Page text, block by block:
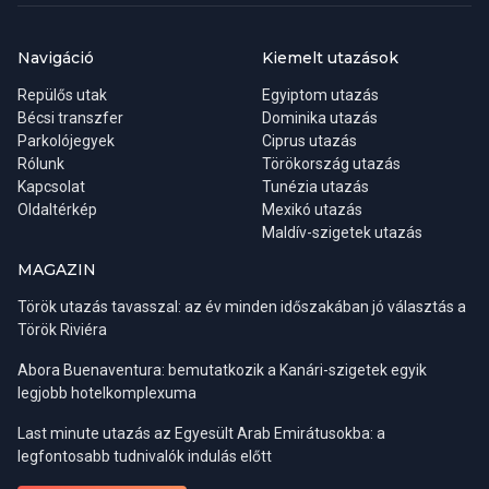
például Antalya forró és meglehetősen párás időjárása ebben az
időszakban már eléggé embert próbáló lehet. A májusi, júniusi,
illetve a szeptemberi, októberi hónapok talán a legkellemesebbek
a fürdőzés, napozás szempontjából, valamint a zsúfoltság is
valamelyest mérsékeltebbnek mondható.
elmerülünk a bazár forgatagában, hogy beszerezhessük a
az ebédünket (italfogyasztás extra) illetve egy egy órás
textilüzletbe is.
Régiók:
Belek, Side, Alanya
Indulási napok:
Navigáció
Repülős utak
Bécsi transzfer
Parkolójegyek
Rólunk
Kapcsolat
Oldaltérkép
Kiemelt utazások
Egyiptom utazás
Dominika utazás
Ciprus utazás
Törökország utazás
Tunézia utazás
Mexikó utazás
Maldív-szigetek utazás
MAGAZIN
Török utazás tavasszal: az év minden időszakában jó választás a
Török Riviéra
Abora Buenaventura: bemutatkozik a Kanári-szigetek egyik
legjobb hotelkomplexuma
Last minute utazás az Egyesült Arab Emirátusokba: a
legfontosabb tudnivalók indulás előtt